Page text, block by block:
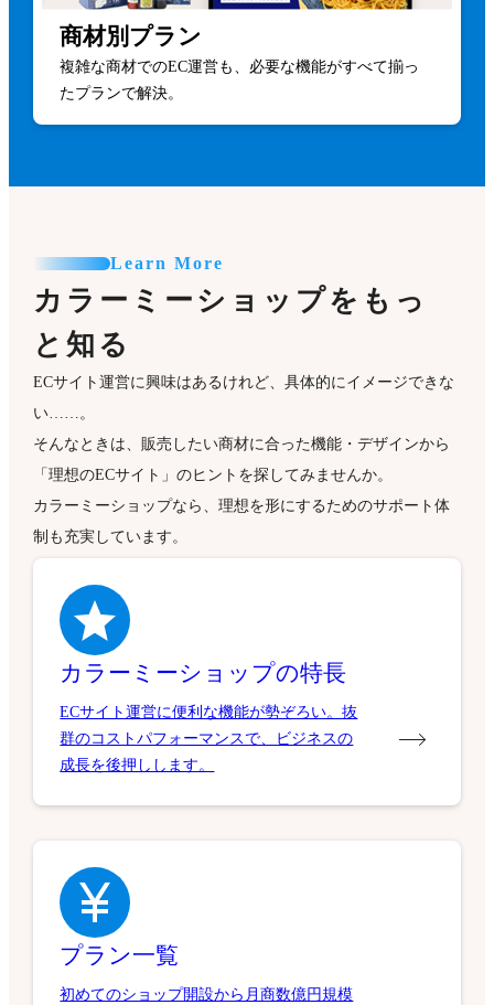
商材別プラン
複雑な商材でのEC運営も、必要な機能がすべて揃っ
たプランで解決。
Learn More
カラーミーショップをもっ
と知る
ECサイト運営に興味はあるけれど、具体的にイメージできな
い……。
そんなときは、販売したい商材に合った機能・デザインから
「理想のECサイト」のヒントを探してみませんか。
カラーミーショップなら、理想を形にするためのサポート体
制も充実しています。
カラーミーショップの特長
ECサイト運営に便利な機能が勢ぞろい。抜
群のコストパフォーマンスで、ビジネスの
成長を後押しします。
プラン一覧
初めてのショップ開設から月商数億円規模